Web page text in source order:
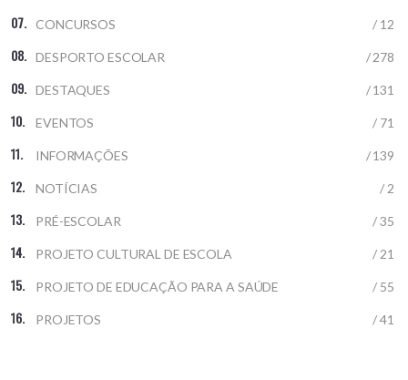
CONCURSOS / 12
DESPORTO ESCOLAR / 278
DESTAQUES / 131
EVENTOS / 71
INFORMAÇÕES / 139
NOTÍCIAS / 2
PRÉ-ESCOLAR / 35
PROJETO CULTURAL DE ESCOLA / 21
PROJETO DE EDUCAÇÃO PARA A SAÚDE / 55
PROJETOS / 41